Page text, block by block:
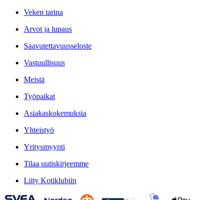
Veken tarina
Arvot ja lupaus
Saavutettavuusseloste
Vastuullisuus
Meistä
Työpaikat
Asiakaskokemuksia
Yhteistyö
Yritysmyynti
Tilaa uutiskirjeemme
Liity Kotiklubiin